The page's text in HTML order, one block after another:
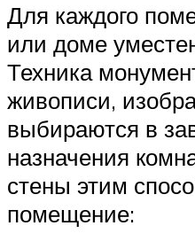
Для каждого
или доме
Техника
живописи,
выбираются в
назначения
стены этим
помещение: